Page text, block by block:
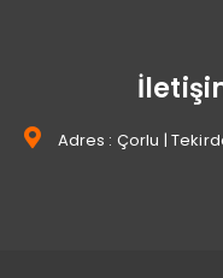
Adres : Çorlu |